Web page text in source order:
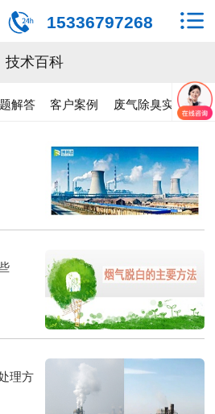
15336797268
技术百科
解答 客户案例 废气除臭实验
理方